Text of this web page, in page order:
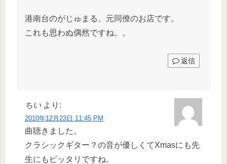
港南台のがじゅまる、元同僚のお店です。
これも思わぬ偶然ですね。。
返信
ちい より:
2010年12月23日 11:45 PM
曲聴きました。
クラシックギター？の音が優しくてXmasにも先
生にもピッタリですね。